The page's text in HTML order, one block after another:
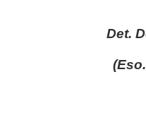
Det.